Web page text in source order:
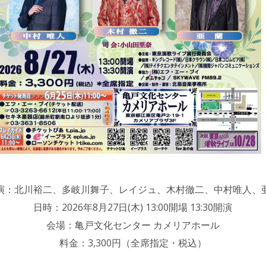
：北川裕二、多岐川舞子、レイジュ、木村徹二、中村唯人、
日時：2026年8月27日(木) 13:00開場 13:30開演
会場：亀戸文化センター カメリアホール
料金：3,300円（全席指定・税込）